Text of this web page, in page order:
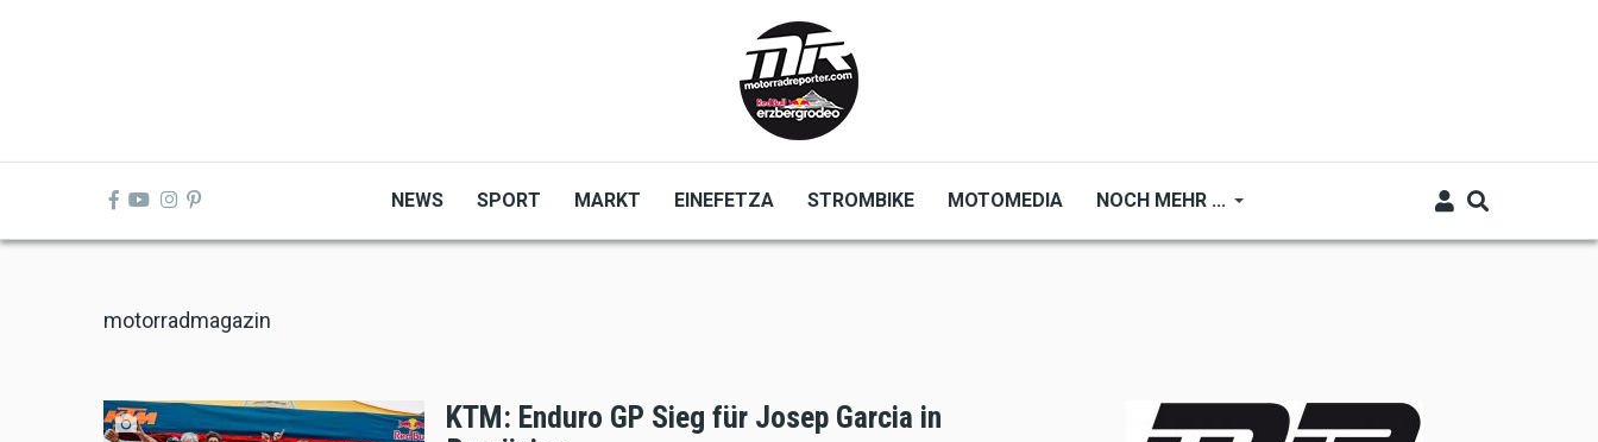
NEWS SPORT MARKT EINEFETZA STROMBIKE MOTOMEDIA NOCH MEHR ...
motorradmagazin
KTM: Enduro GP Sieg für Josep Garcia in